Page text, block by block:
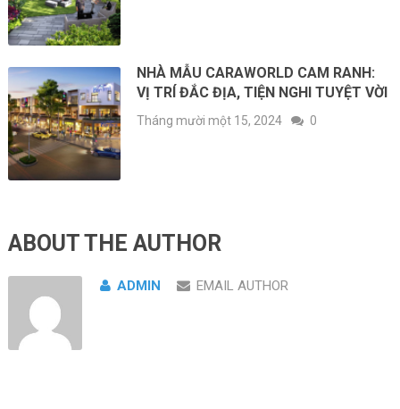
NHÀ MẪU CARAWORLD CAM RANH:
VỊ TRÍ ĐẮC ĐỊA, TIỆN NGHI TUYỆT VỜI
Tháng mười một 15, 2024 0
ABOUT THE AUTHOR
ADMIN EMAIL AUTHOR